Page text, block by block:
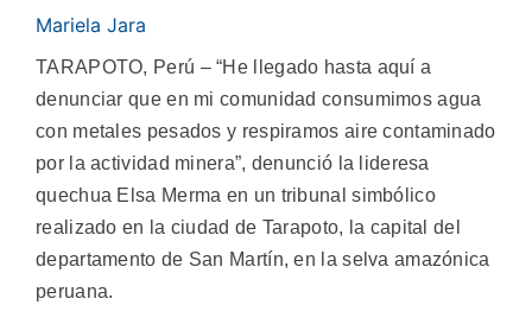
Mariela Jara
TARAPOTO, Perú – “He llegado hasta aquí a
denunciar que en mi comunidad consumimos agua
con metales pesados y respiramos aire contaminado
por la actividad minera”, denunció la lideresa
quechua Elsa Merma en un tribunal simbólico
realizado en la ciudad de Tarapoto, la capital del
departamento de San Martín, en la selva amazónica
peruana.